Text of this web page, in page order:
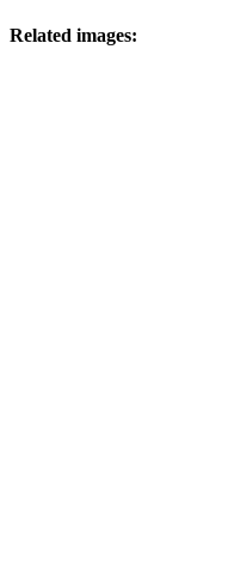
Related images: